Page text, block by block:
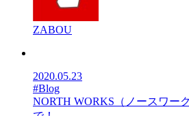
ZABOU
2020.05.23
#Blog
NORTH WORKS（ノースワー